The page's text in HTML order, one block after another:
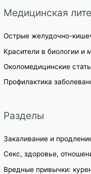
Медицинская
Острые желудочно-
Красители в биологии и
Околомедицинские
Профилактика
Разделы
Закаливание и
Секс, здоровье,
Вредные привычки: